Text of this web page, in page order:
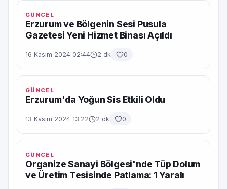
GÜNCEL
Erzurum ve Bölgenin Sesi Pusula
Gazetesi Yeni Hizmet Binası Açıldı
16 Kasım 2024 02:44 2 dk 0
GÜNCEL
Erzurum'da Yoğun Sis Etkili Oldu
13 Kasım 2024 13:22 2 dk 0
GÜNCEL
Organize Sanayi Bölgesi'nde Tüp Dolum
ve Üretim Tesisinde Patlama: 1 Yaralı